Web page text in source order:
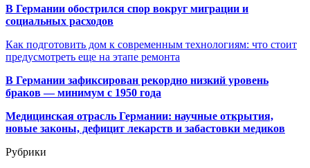
В Германии обострился спор вокруг миграции и
социальных расходов
Как подготовить дом к современным технологиям: что стоит
предусмотреть еще на этапе ремонта
В Германии зафиксирован рекордно низкий уровень
браков — минимум с 1950 года
Медицинская отрасль Германии: научные открытия,
новые законы, дефицит лекарств и забастовки медиков
Рубрики